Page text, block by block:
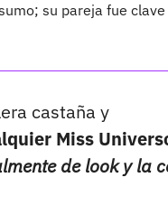
su pareja fue
castaña y
Miss
de look y la